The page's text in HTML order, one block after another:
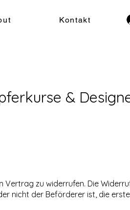
Kontakt
&
Vertrag zu widerrufen. Die
nicht der Beförderer ist, die